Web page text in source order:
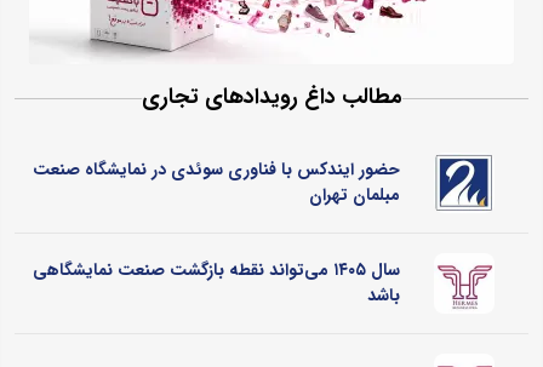
مطالب داغ رویدادهای تجاری
حضور ایندکس با فناوری سوئدی در نمایشگاه صنعت
مبلمان تهران
سال ۱۴۰۵ می‌تواند نقطه بازگشت صنعت نمایشگاهی
باشد